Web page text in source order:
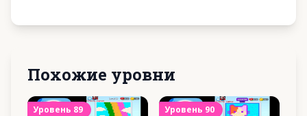
Похожие уровни
Уровень 89 Уровень 90